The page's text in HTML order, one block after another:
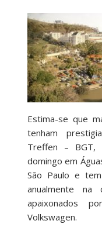
Estima-se que
tenham
Treffen –
domingo em
São Paulo e
anualmente na
apaixonados
Volkswagen.